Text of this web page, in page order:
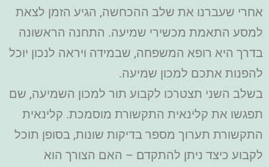
אחרי שעברנו את שלב ההכחשה, הגיע הזמן לצאת
למסע התאמת מכשירי שמיעה. התחנה הראשונה
בדרך היא רופא המשפחה, שבמידה ויראה לנכון יוכל
להפנות אתכם למכון שמיעה.
בשלב השני תצטרכו לקבוע תור למכון השמיעה, שם
תפגשו את קלינאית התקשורת מוסמכת. קלינאית
התקשורת תערוך מספר בדיקות שונות, בסופן תוכל
לקבוע כיצד ניתן להתקדם – האם הצורך הוא